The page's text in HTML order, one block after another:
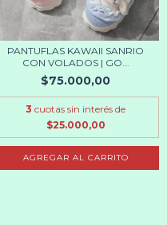
PANTUFLAS KAWAII SANRIO
CON VOLADOS | GO...
$75.000,00
3 cuotas sin interés de
$25.000,00
AGREGAR AL CARRITO